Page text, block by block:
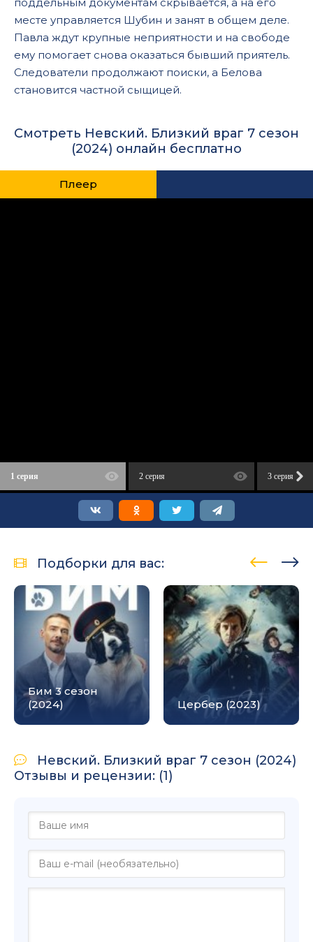
месте управляется Шубин и занят в общем деле.
Павла ждут крупные неприятности и на свободе
ему помогает снова оказаться бывший приятель.
Следователи продолжают поиски, а Белова
становится частной сыщицей.
Смотреть Невский. Близкий враг 7 сезон
(2024) онлайн бесплатно
Плеер
1 серия 2 серия 3 серия
Подборки для вас:
Бим 3 сезон
(2024)
Цербер (2023)
Невский. Близкий враг 7 сезон (2024)
Отзывы и рецензии: (1)